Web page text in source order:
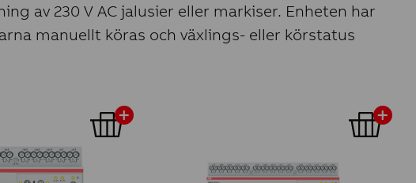
av 230 V AC jalusier eller markiser. Enheten har
manuellt köras och växlings- eller körstatus